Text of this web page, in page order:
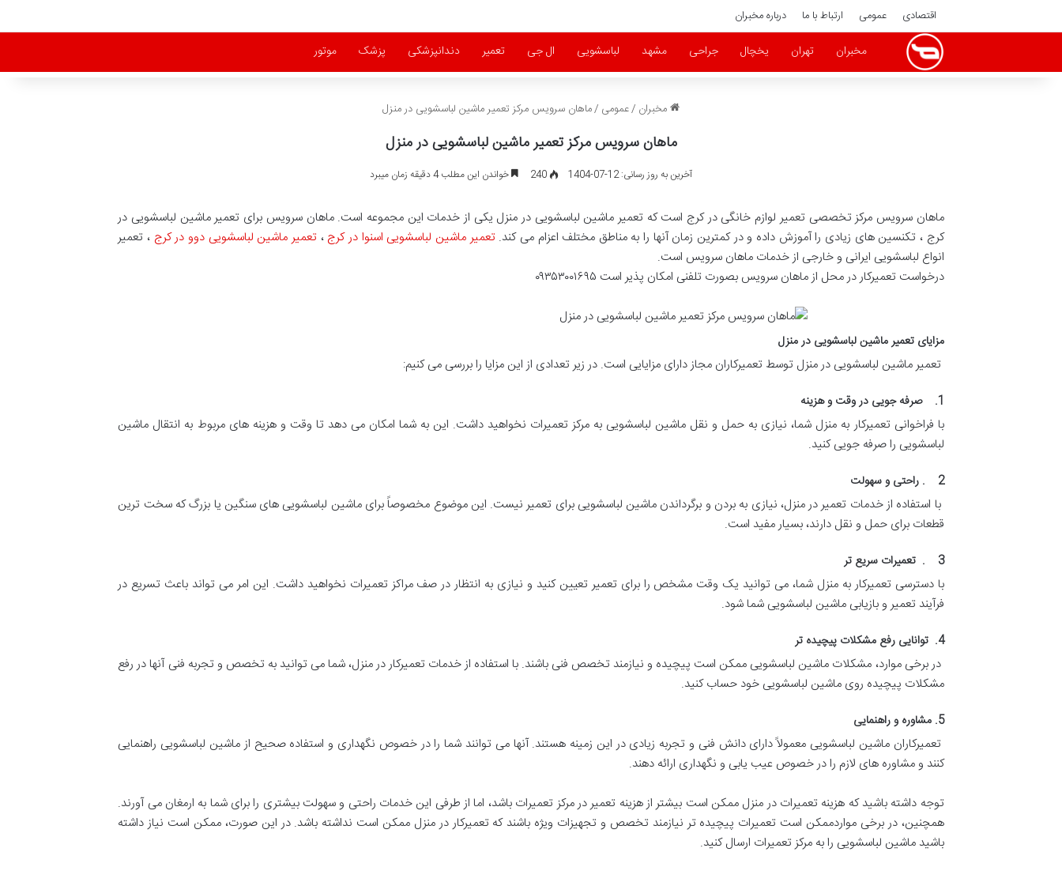
اقتصادی عمومی ارتباط با ما درباره مخبران
مخبران تهران یخچال جراحی مشهد لباسشویی ال جی تعمیر دندانپزشکی پزشک موتور
مخبران /عمومی /ماهان سرویس مرکز تعمیر ماشین لباسشویی در منزل
ماهان سرویس مرکز تعمیر ماشین لباسشویی در منزل
آخرین به روز رسانی: 12-07-1404 240 خواندن این مطلب 4 دقیقه زمان میبرد
ماهان سرویس مرکز تخصصی تعمیر لوازم خانگی در کرج است که تعمیر ماشین لباسشویی در منزل یکی از خدمات این مجموعه است. ماهان سرویس برای تعمیر ماشین لباسشویی در
کرج ، تکنسین های زیادی را آموزش داده و در کمترین زمان آنها را به مناطق مختلف اعزام می کند. تعمیر ماشین لباسشویی اسنوا در کرج ، تعمیر ماشین لباسشویی دوو در کرج ، تعمیر
انواع لباسشویی ایرانی و خارجی از خدمات ماهان سرویس است.
درخواست تعمیرکار در محل از ماهان سرویس بصورت تلفنی امکان پذیر است ۰۹۳۵۳۰۰۱۶۹۵
مزایای تعمیر ماشین لباسشویی در منزل
تعمیر ماشین لباسشویی در منزل توسط تعمیرکاران مجاز دارای مزایایی است. در زیر تعدادی از این مزایا را بررسی می کنیم:
1. صرفه جویی در وقت و هزینه
با فراخوانی تعمیرکار به منزل شما، نیازی به حمل و نقل ماشین لباسشویی به مرکز تعمیرات نخواهید داشت. این به شما امکان می دهد تا وقت و هزینه های مربوط به انتقال ماشین
لباسشویی را صرفه جویی کنید.
2 . راحتی و سهولت
با استفاده از خدمات تعمیر در منزل، نیازی به بردن و برگرداندن ماشین لباسشویی برای تعمیر نیست. این موضوع مخصوصاً برای ماشین لباسشویی های سنگین یا بزرگ که سخت ترین
قطعات برای حمل و نقل دارند، بسیار مفید است.
3 . تعمیرات سریع تر
با دسترسی تعمیرکار به منزل شما، می توانید یک وقت مشخص را برای تعمیر تعیین کنید و نیازی به انتظار در صف مراکز تعمیرات نخواهید داشت. این امر می تواند باعث تسریع در
فرآیند تعمیر و بازیابی ماشین لباسشویی شما شود.
4. توانایی رفع مشکلات پیچیده تر
در برخی موارد، مشکلات ماشین لباسشویی ممکن است پیچیده و نیازمند تخصص فنی باشند. با استفاده از خدمات تعمیرکار در منزل، شما می توانید به تخصص و تجربه فنی آنها در رفع
مشکلات پیچیده روی ماشین لباسشویی خود حساب کنید.
5. مشاوره و راهنمایی
تعمیرکاران ماشین لباسشویی معمولاً دارای دانش فنی و تجربه زیادی در این زمینه هستند. آنها می توانند شما را در خصوص نگهداری و استفاده صحیح از ماشین لباسشویی راهنمایی
کنند و مشاوره های لازم را در خصوص عیب یابی و نگهداری ارائه دهند.
توجه داشته باشید که هزینه تعمیرات در منزل ممکن است بیشتر از هزینه تعمیر در مرکز تعمیرات باشد، اما از طرفی این خدمات راحتی و سهولت بیشتری را برای شما به ارمغان می آورند.
همچنین، در برخی مواردممکن است تعمیرات پیچیده تر نیازمند تخصص و تجهیزات ویژه باشند که تعمیرکار در منزل ممکن است نداشته باشد. در این صورت، ممکن است نیاز داشته
باشید ماشین لباسشویی را به مرکز تعمیرات ارسال کنید.